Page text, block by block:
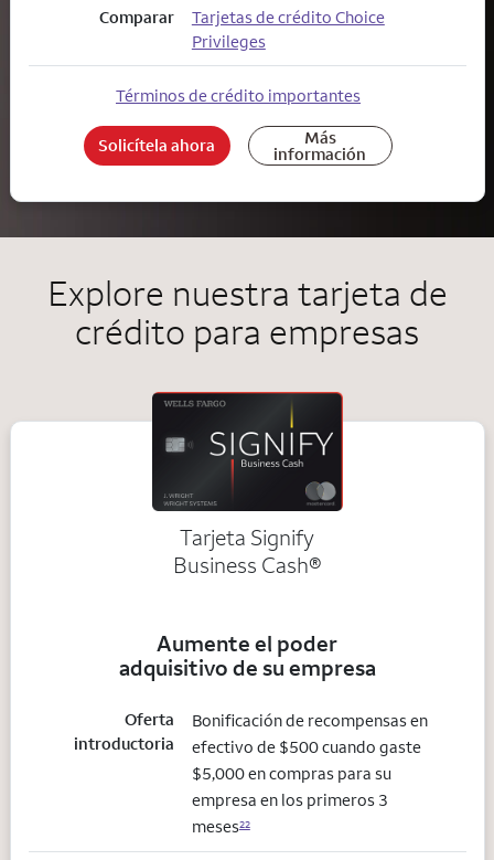
Comparar
Tarjetas de crédito Choice
Privileges
Términos de crédito importantes
Solicítela ahora Más
información
Explore nuestra tarjeta de
crédito para empresas
Tarjeta Signify
Business Cash®
Aumente el poder
adquisitivo de su empresa
Oferta
introductoria
Bonificación de recompensas en
efectivo de $500 cuando gaste
$5,000 en compras para su
empresa en los primeros 3
meses22